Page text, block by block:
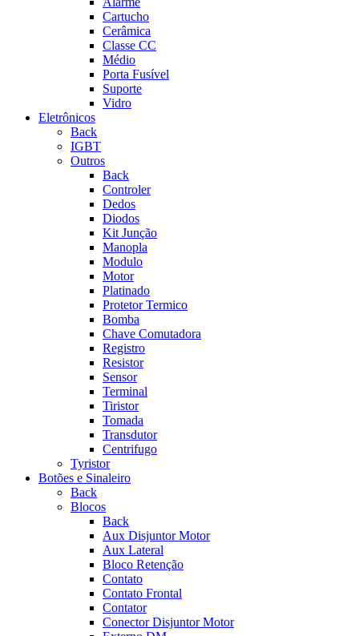
Cartucho
Cerâmica
Classe CC
Médio
Porta Fusível
Suporte
Vidro
Eletrônicos
Back
IGBT
Outros
Back
Controler
Dedos
Diodos
Kit Junção
Manopla
Modulo
Motor
Platinado
Protetor Termico
Bomba
Chave Comutadora
Registro
Resistor
Sensor
Terminal
Tiristor
Tomada
Transdutor
Centrifugo
Tyristor
Botões e Sinaleiro
Back
Blocos
Back
Aux Disjuntor Motor
Aux Lateral
Bloco Retenção
Contato
Contato Frontal
Contator
Conector Disjuntor Motor